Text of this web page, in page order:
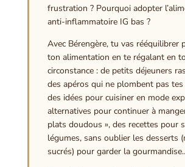
frustration ? Pourquoi adopter
anti-inflammatoire IG bas ?
Avec Bérengère, tu vas rééquilibrer
ton alimentation en te régalant en
circonstance : de petits déjeuners
des apéros qui ne plombent pas
des idées pour cuisiner en mode
alternatives pour continuer à
plats doudous », des recettes pour
légumes, sans oublier les desserts
sucrés) pour garder la